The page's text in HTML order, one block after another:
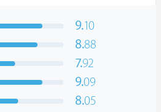
9.10
8.88
7.92
9.09
8.05